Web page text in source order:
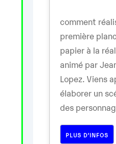
comment
première
papier à la
animé par
Lopez. Viens
élaborer un
des
PLUS D’INFOS